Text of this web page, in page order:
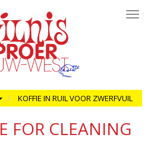
KOFFIE IN RUIL VOOR ZWERFVUIL
FOR CLEANING